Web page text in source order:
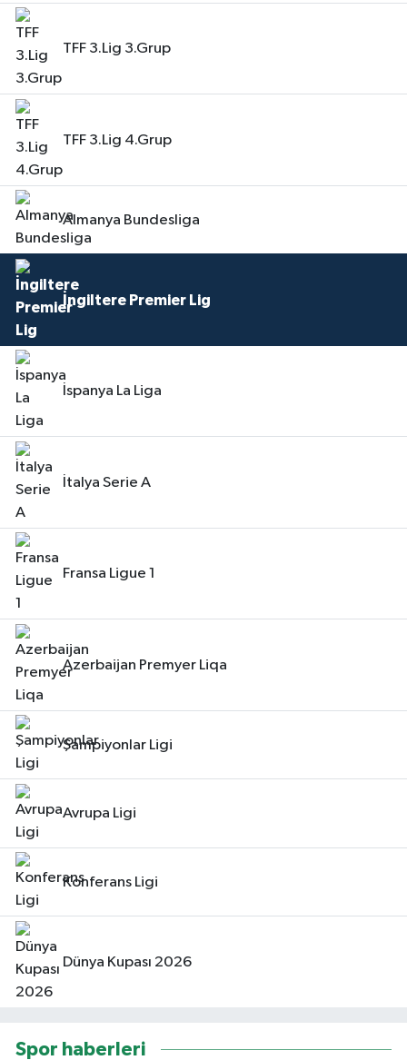
TFF 3.Lig 3.Grup
TFF 3.Lig 4.Grup
Almanya Bundesliga
İngiltere Premier Lig
İspanya La Liga
İtalya Serie A
Fransa Ligue 1
Azerbaijan Premyer Liqa
Şampiyonlar Ligi
Avrupa Ligi
Konferans Ligi
Dünya Kupası 2026
Spor haberleri